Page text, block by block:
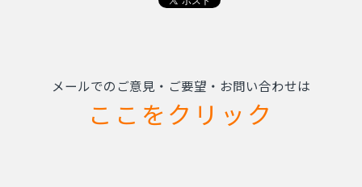
メールでのご意見・ご要望・お問い合わせは
ここをクリック